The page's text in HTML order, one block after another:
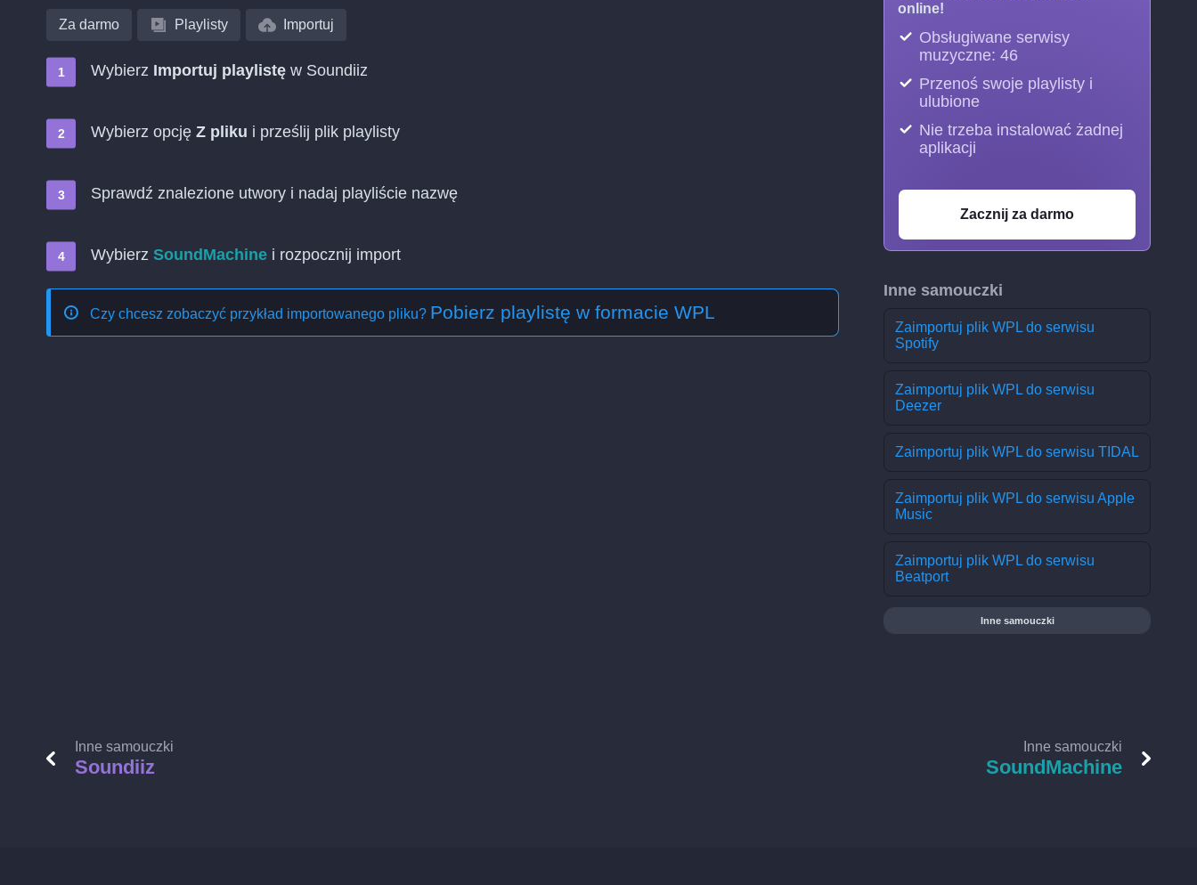
Za darmo Playlisty Importuj
Wybierz Importuj playlistę w Soundiiz
Wybierz opcję Z pliku i prześlij plik playlisty
Sprawdź znalezione utwory i nadaj playliście nazwę
Wybierz SoundMachine i rozpocznij import
Czy chcesz zobaczyć przykład importowanego pliku? Pobierz playlistę w formacie WPL
online!
Obsługiwane serwisy
muzyczne: 46
Przenoś swoje playlisty i
ulubione
Nie trzeba instalować żadnej
aplikacji
Zacznij za darmo
Inne samouczki
Zaimportuj plik WPL do serwisu
Spotify
Zaimportuj plik WPL do serwisu
Deezer
Zaimportuj plik WPL do serwisu TIDAL
Zaimportuj plik WPL do serwisu Apple
Music
Zaimportuj plik WPL do serwisu
Beatport
Inne samouczki
Inne samouczki
Soundiiz
Inne samouczki
SoundMachine